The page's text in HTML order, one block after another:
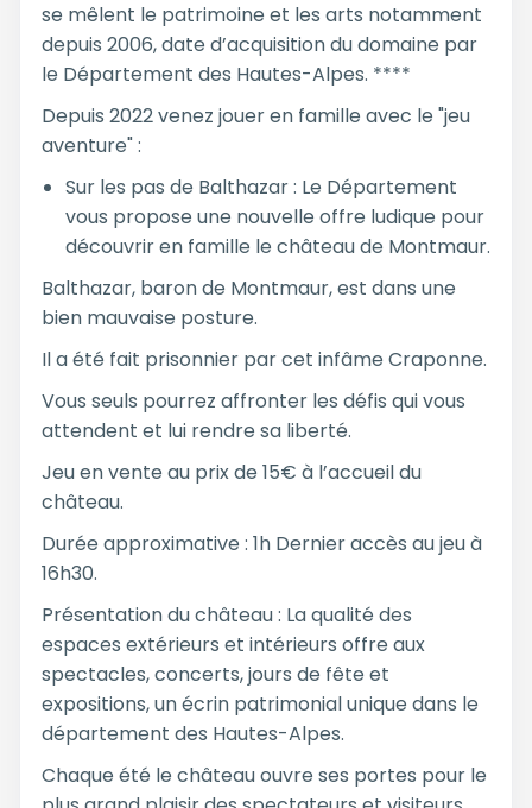
se mêlent le patrimoine et les arts notamment
depuis 2006, date d’acquisition du domaine par
le Département des Hautes-Alpes. ****
Depuis 2022 venez jouer en famille avec le "jeu
aventure" :
Sur les pas de Balthazar : Le Département
vous propose une nouvelle offre ludique pour
découvrir en famille le château de Montmaur.
Balthazar, baron de Montmaur, est dans une
bien mauvaise posture.
Il a été fait prisonnier par cet infâme Craponne.
Vous seuls pourrez affronter les défis qui vous
attendent et lui rendre sa liberté.
Jeu en vente au prix de 15€ à l’accueil du
château.
Durée approximative : 1h Dernier accès au jeu à
16h30.
Présentation du château : La qualité des
espaces extérieurs et intérieurs offre aux
spectacles, concerts, jours de fête et
expositions, un écrin patrimonial unique dans le
département des Hautes-Alpes.
Chaque été le château ouvre ses portes pour le